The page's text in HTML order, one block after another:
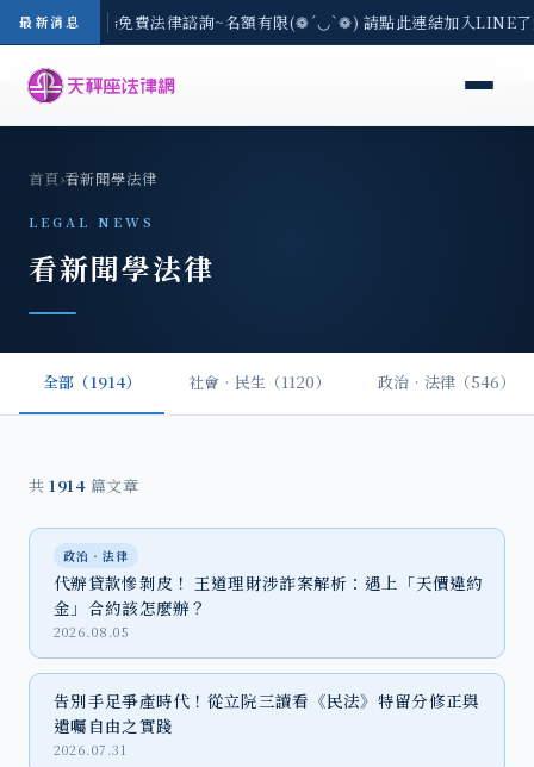
最新消息
-8/3(一) 現場免費法律諮詢~名額有限(❁´◡`❁) 請點此連結加入LINE
首頁›看新聞學法律
LEGAL NEWS
看新聞學法律
全部（1914） 社會‧民生（1120） 政治‧法律（546）
共 1914 篇文章
政治‧法律
代辦貸款慘剝皮！ 王道理財涉詐案解析：遇上「天價違約
金」合約該怎麼辦？
2026.08.05
告別手足爭產時代！從立院三讀看《民法》特留分修正與
遺囑自由之實踐
2026.07.31